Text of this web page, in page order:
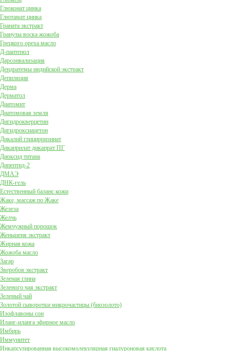
Глюконат цинка
Глютамат цинка
Граната экстракт
Гранулы воска жожоба
Грецкого ореха масло
Д-пантенол
Дарсонвализация
Дендратемы индийской экстракт
Депиляция
Дерма
Дерматол
Диатомит
Диатомовая земля
Дигидрокверцетин
Дигидроксиацетон
Дикалий глицирризинат
Дикаприлат дикапрат ПГ
Диоксид титана
Дипептид-2
ДМАЭ
ДНК-гель
Естественный баланс кожи
Жаке, массаж по Жаке
Железа
Желчь
Жемчужный порошок
Женьшеня экстракт
Жирная кожа
Жожоба масло
Загар
Зверобоя экстракт
Зеленая глина
Зеленого чая экстракт
Зеленый чай
Золотой сыворотки микрочастицы (биозолото)
Изофлавоны сои
Иланг-иланга эфирное масло
Имбирь
Иммунитет
Инкапсулированная высокомолекулярная гиалуроновая кислота